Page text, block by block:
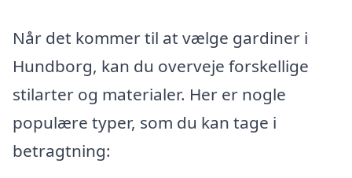
Når det kommer til at vælge gardiner i
Hundborg, kan du overveje forskellige
stilarter og materialer. Her er nogle
populære typer, som du kan tage i
betragtning: